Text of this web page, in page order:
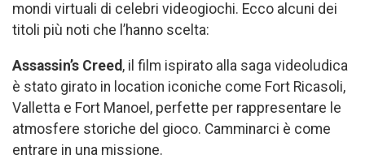
mondi virtuali di celebri videogiochi. Ecco alcuni dei
titoli più noti che l’hanno scelta:
Assassin’s Creed , il film ispirato alla saga videoludica
è stato girato in location iconiche come Fort Ricasoli,
Valletta e Fort Manoel, perfette per rappresentare le
atmosfere storiche del gioco. Camminarci è come
entrare in una missione.